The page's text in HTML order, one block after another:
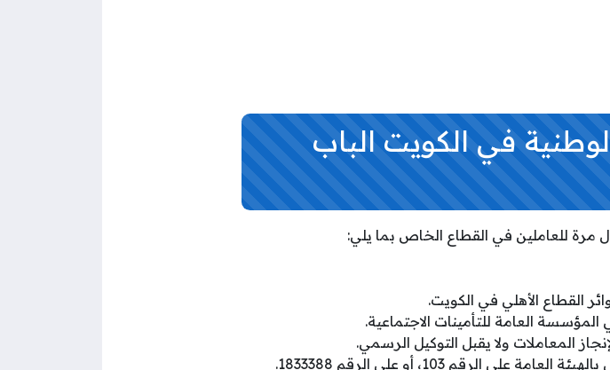
في الكويت الباب
للعاملين في القطاع الخاص بما يلي:
القطاع الأهلي في الكويت.
العامة للتأمينات الاجتماعية.
المعاملات ولا يقبل التوكيل الرسمي.
103، أو على الرقم 1833388.